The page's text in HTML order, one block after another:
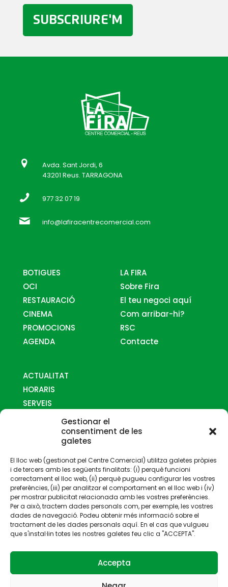
Gestionar el
consentiment de les
galetes
El lloc web (gestionat pel Centre Comercial) utilitza galetes pròpies
i de tercers amb les següents finalitats: (i) perquè funcioni
correctament el lloc web, (ii) perquè pugueu configurar les vostres
preferències, (iii) per analitzar el comportament en el lloc web i (iv)
per mostrar publicitat relacionada amb les vostres preferències.
Per a això, tractem dades personals com, per exemple, les vostres
dades de navegació. Podeu obtenir més informació sobre el
tractament de les dades personals aquí. En el cas que vulgueu
que s'instal·lin totes les nostres galetes feu clic a "ACCEPTA".
Accepta
SUBSCRIURE'M
Avda. Sant Jordi, 6
43201 Reus. TARRAGONA
977 32 07 19
info@lafiracentrecomercial.com
BOTIGUES
OCI
RESTAURACIÓ
CINEMA
PROMOCIONS
AGENDA
LA FIRA
Sobre Fira
El teu negoci aquí
Com arribar-hi?
RSC
Contacte
ACTUALITAT
HORARIS
SERVEIS
COM ARRIBAR-HI
CONTACTE
Gestionat per: